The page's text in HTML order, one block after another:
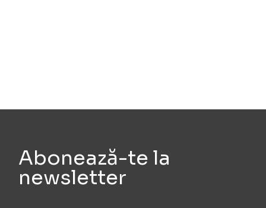
Abonează-te la
newsletter